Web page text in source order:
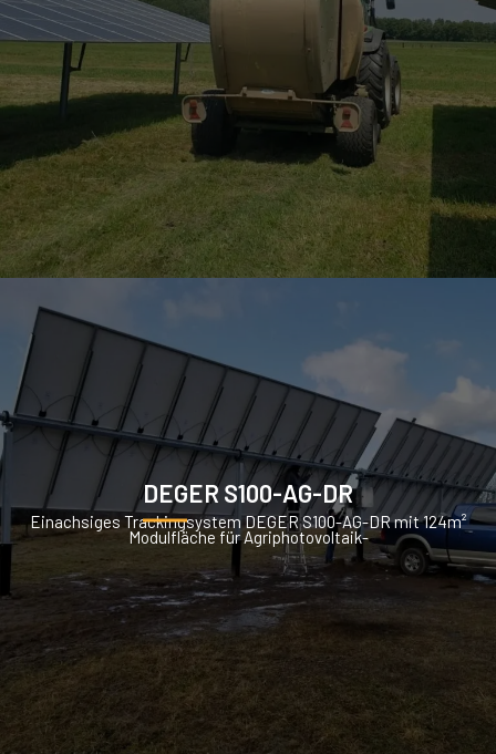
DEGER S100-AG-DR
Einachsiges Trackingsystem DEGER S100-AG-DR mit 124m²
Modulfläche für Agriphotovoltaik-